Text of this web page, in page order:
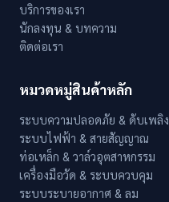
บริการของเรา
นักลงทุน & บทความ
ติดต่อเรา
หมวดหมู่สินค้าหลัก
ระบบความปลอดภัย & ดับเพลิง
ระบบไฟฟ้า & สายสัญญาณ
ท่อเหล็ก & วาล์วอุตสาหกรรม
เครื่องมือวัด & ระบบควบคุม
ระบบระบายอากาศ & ลม